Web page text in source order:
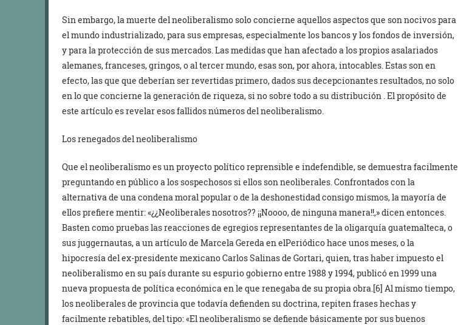
Sin embargo, la muerte del neoliberalismo solo concierne aquellos aspectos que son nocivos para
el mundo industrializado, para sus empresas, especialmente los bancos y los fondos de inversión,
y para la protección de sus mercados. Las medidas que han afectado a los propios asalariados
alemanes, franceses, gringos, o al tercer mundo, esas son, por ahora, intocables. Estas son en
efecto, las que que deberían ser revertidas primero, dados sus decepcionantes resultados, no solo
en lo que concierne la generación de riqueza, si no sobre todo a su distribución . El propósito de
este artículo es revelar esos fallidos números del neoliberalismo.
Los renegados del neoliberalismo
Que el neoliberalismo es un proyecto político reprensible e indefendible, se demuestra facilmente
preguntando en público a los sospechosos si ellos son neoliberales. Confrontados con la
alternativa de una condena moral popular o de la deshonestidad consigo mismos, la mayoría de
ellos prefiere mentir: «¿¿Neoliberales nosotros?? ¡¡Noooo, de ninguna manera!!,» dicen entonces.
Basten como pruebas las reacciones de egregios representantes de la oligarquía guatemalteca, o
sus juggernautas, a un artículo de Marcela Gereda en elPeriódico hace unos meses, o la
hipocresía del ex-presidente mexicano Carlos Salinas de Gortari, quien, tras haber impuesto el
neoliberalismo en su país durante su espurio gobierno entre 1988 y 1994, publicó en 1999 una
nueva propuesta de política económica en le que renegaba de su propia obra.[6] Al mismo tiempo,
los neoliberales de provincia que todavía defienden su doctrina, repiten frases hechas y
facilmente rebatibles, del tipo: «El neoliberalismo se defiende básicamente por sus buenos